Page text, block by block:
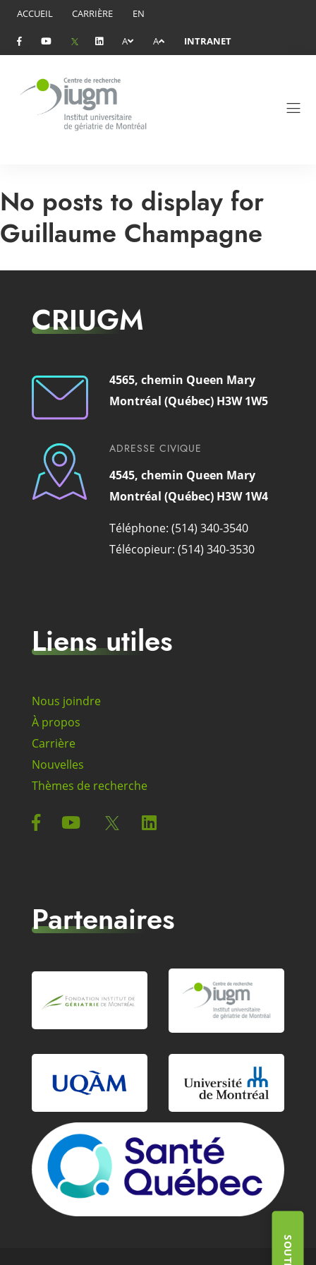
ACCUEIL CARRIÈRE EN
A A INTRANET
No posts to display for
Guillaume Champagne
CRIUGM
4565, chemin Queen Mary
Montréal (Québec) H3W 1W5
ADRESSE CIVIQUE
4545, chemin Queen Mary
Montréal (Québec) H3W 1W4
Téléphone: (514) 340-3540
Télécopieur: (514) 340-3530
Liens utiles
Nous joindre
À propos
Carrière
Nouvelles
Thèmes de recherche
Partenaires